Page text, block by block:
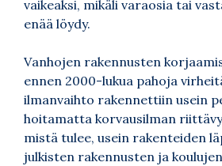
vaikeaksi, mikäli varaosia tai
enää löydy.
Vanhojen rakennusten
ennen 2000-lukua pahoja
ilmanvaihto rakennettiin usein
hoitamatta korvausilman
mistä tulee, usein rakenteiden
julkisten rakennusten ja